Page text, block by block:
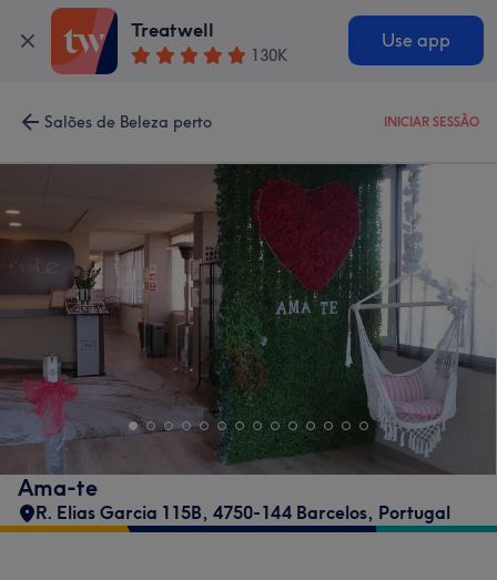
Treatwell
130K
Use app
Salões de Beleza perto INICIAR SESSÃO
Ama-te
R. Elias Garcia 115B, 4750-144 Barcelos, Portugal